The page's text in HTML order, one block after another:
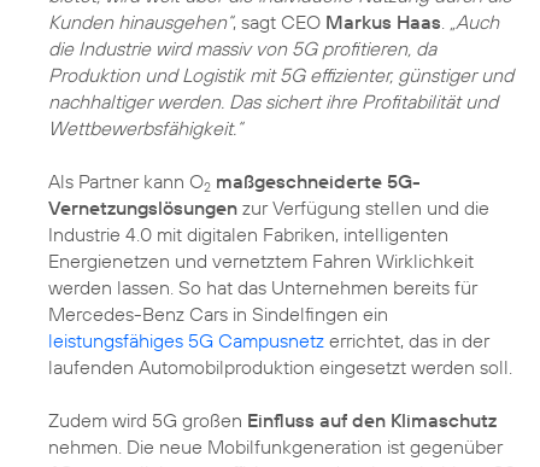
Kunden hinausgehen“, sagt CEO Markus Haas
„Auch
die Industrie wird massiv von 5G profitieren, da
Produktion und Logistik mit 5G effizienter, günstiger und
nachhaltiger werden. Das sichert ihre Profitabilität und
Wettbewerbsfähigkeit.“
Als Partner kann O2 maßgeschneiderte 5G-
Vernetzungslösungen zur Verfügung stellen und die
Industrie 4.0 mit digitalen Fabriken, intelligenten
Energienetzen und vernetztem Fahren Wirklichkeit
werden lassen. So hat das Unternehmen bereits für
Mercedes-Benz Cars in Sindelfingen ein
leistungsfähiges 5G Campusnetz errichtet, das in der
laufenden Automobilproduktion eingesetzt werden soll.
Zudem wird 5G großen Einfluss auf den Klimaschutz
nehmen. Die neue Mobilfunkgeneration ist gegenüber